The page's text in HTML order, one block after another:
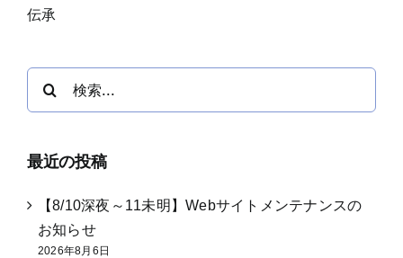
伝承
最近の投稿
【8/10深夜～11未明】Webサイトメンテナンスの
お知らせ
2026年8月6日